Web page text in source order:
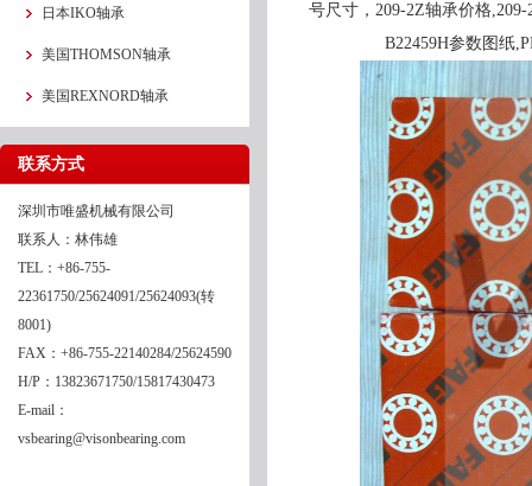
日本IKO轴承
美国THOMSON轴承
美国REXNORD轴承
联系方式
深圳市唯盛机械有限公司
联系人：林伟雄
TEL：+86-755-
22361750/25624091/25624093(转
8001)
FAX：+86-755-22140284/25624590
H/P：13823671750/15817430473
E-mail：
vsbearing@visonbearing.com
号尺寸，209-2Z轴承价格
B22459H参数图纸